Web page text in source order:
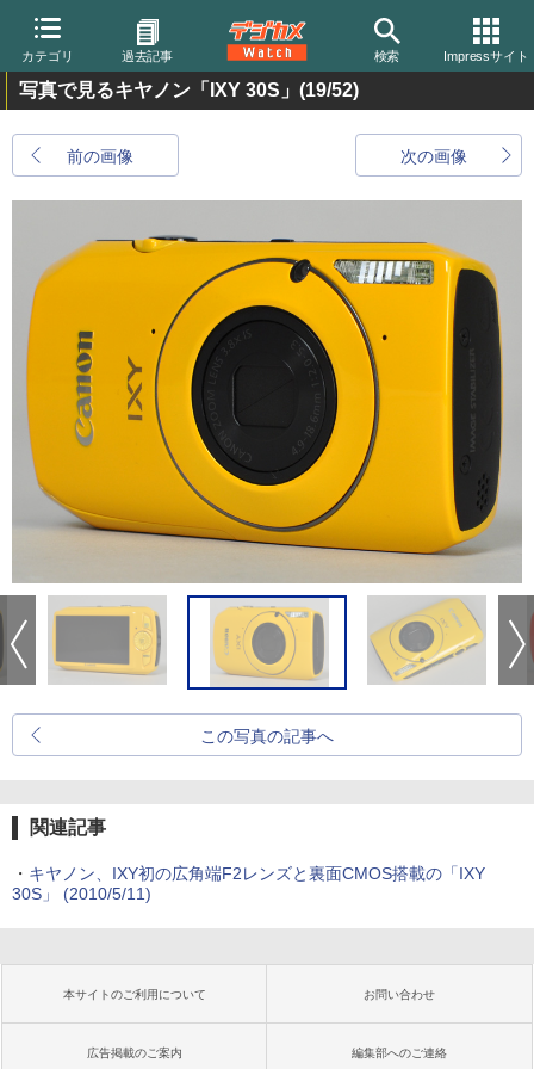
カテゴリ 過去記事 検索 Impressサイト
写真で見るキヤノン「IXY 30S」 (19/52)
前の画像 次の画像
この写真の記事へ
関連記事
・ キヤノン、IXY初の広角端F2レンズと裏面CMOS搭載の「IXY
30S」 (2010/5/11)
本サイトのご利用について お問い合わせ
広告掲載のご案内 編集部へのご連絡